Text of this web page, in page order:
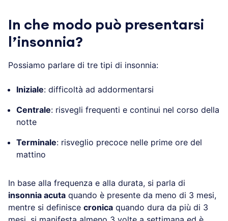
In che modo può presentarsi
l’insonnia?
Possiamo parlare di tre tipi di insonnia:
Iniziale
: difficoltà ad addormentarsi
Centrale
: risvegli frequenti e continui nel corso
della notte
Terminale
: risveglio precoce nelle prime ore del
mattino
In base alla frequenza e alla durata, si parla di
insonnia acuta
quando è presente da meno di 3
mesi, mentre si definisce cronica
quando dura da
più di 3 mesi, si manifesta almeno 3 volte a